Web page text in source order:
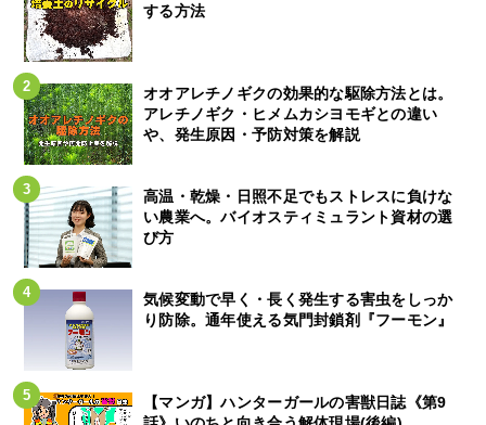
する方法
オオアレチノギクの効果的な駆除方法とは。
アレチノギク・ヒメムカシヨモギとの違い
や、発生原因・予防対策を解説
高温・乾燥・日照不足でもストレスに負けな
い農業へ。バイオスティミュラント資材の選
び方
気候変動で早く・長く発生する害虫をしっか
り防除。通年使える気門封鎖剤『フーモン』
【マンガ】ハンターガールの害獣日誌《第9